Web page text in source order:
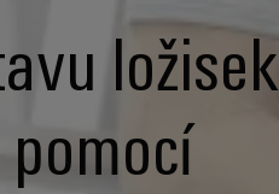
ložisek